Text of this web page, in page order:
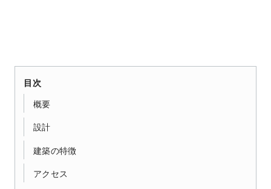
目次
概要
設計
建築の特徴
アクセス